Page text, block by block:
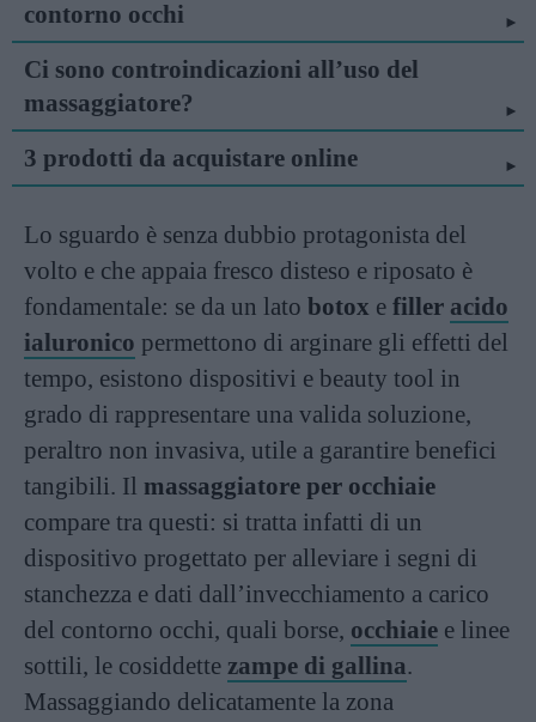
contorno occhi
Ci sono controindicazioni all’uso del
massaggiatore?
3 prodotti da acquistare online
Lo sguardo è senza dubbio protagonista del
volto e che appaia fresco disteso e riposato è
fondamentale: se da un lato botox e filler acido
ialuronico permettono di arginare gli effetti del
tempo, esistono dispositivi e beauty tool in
grado di rappresentare una valida soluzione,
peraltro non invasiva, utile a garantire benefici
tangibili. Il massaggiatore per occhiaie
compare tra questi: si tratta infatti di un
dispositivo progettato per alleviare i segni di
stanchezza e dati dall’invecchiamento a carico
del contorno occhi, quali borse, occhiaie e linee
sottili, le cosiddette zampe di gallina.
Massaggiando delicatamente la zona